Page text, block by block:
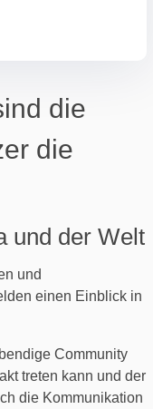
die
die
und der Welt
und
einen Einblick in
Community
treten kann und der
die Kommunikation